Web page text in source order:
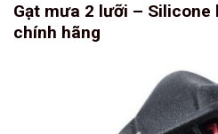
Gạt mưa 2 lưỡi – Silicone
chính hãng